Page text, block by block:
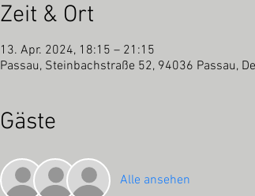
Zeit & Ort
13. Apr. 2024, 18:15 – 21:15
Passau, Steinbachstraße 52, 94036 Passau,
Gäste
Alle ansehen